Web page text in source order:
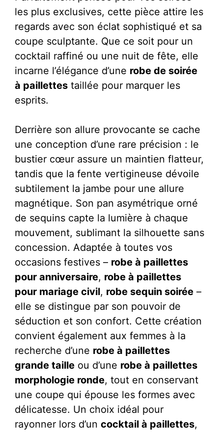
les plus exclusives, cette pièce attire les
regards avec son éclat sophistiqué et sa
coupe sculptante. Que ce soit pour un
cocktail raffiné ou une nuit de fête, elle
incarne l’élégance d’une robe de soirée
à paillettes taillée pour marquer les
esprits.
Derrière son allure provocante se cache
une conception d’une rare précision : le
bustier cœur assure un maintien flatteur,
tandis que la fente vertigineuse dévoile
subtilement la jambe pour une allure
magnétique. Son pan asymétrique orné
de sequins capte la lumière à chaque
mouvement, sublimant la silhouette sans
concession. Adaptée à toutes vos
occasions festives – robe à paillettes
pour anniversaire, robe à paillettes
pour mariage civil, robe sequin soirée –
elle se distingue par son pouvoir de
séduction et son confort. Cette création
convient également aux femmes à la
recherche d’une robe à paillettes
grande taille ou d’une robe à paillettes
morphologie ronde, tout en conservant
une coupe qui épouse les formes avec
délicatesse. Un choix idéal pour
rayonner lors d’un cocktail à paillettes,